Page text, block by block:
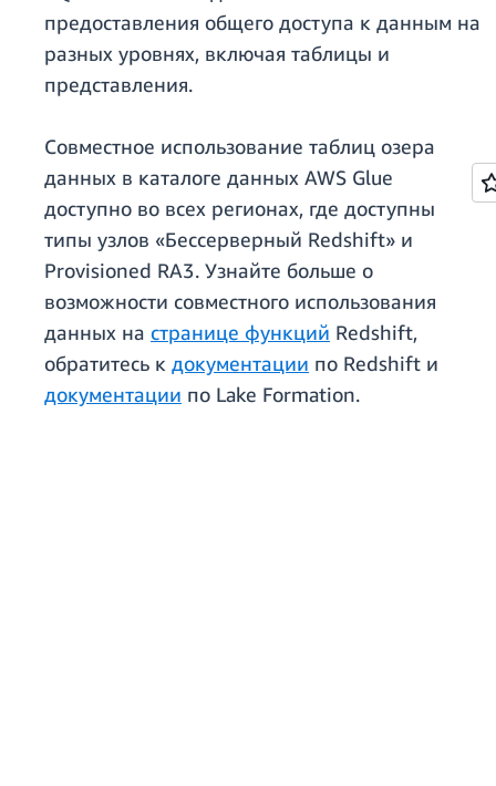
предоставления общего доступа к данным на
разных уровнях, включая таблицы и
представления.
Совместное использование таблиц озера
данных в каталоге данных AWS Glue
доступно во всех регионах, где доступны
типы узлов «Бессерверный Redshift» и
Provisioned RA3. Узнайте больше о
возможности совместного использования
данных на странице функций Redshift,
обратитесь к документации по Redshift и
документации по Lake Formation.